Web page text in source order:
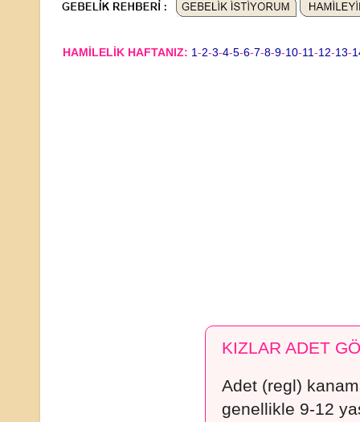
HAMİLELİK HAFTANIZ: 1-2-3-4-5-6-7-8-9-10-11-12-13-
KIZLAR ADET
Adet (regl)
genellikle 9-12